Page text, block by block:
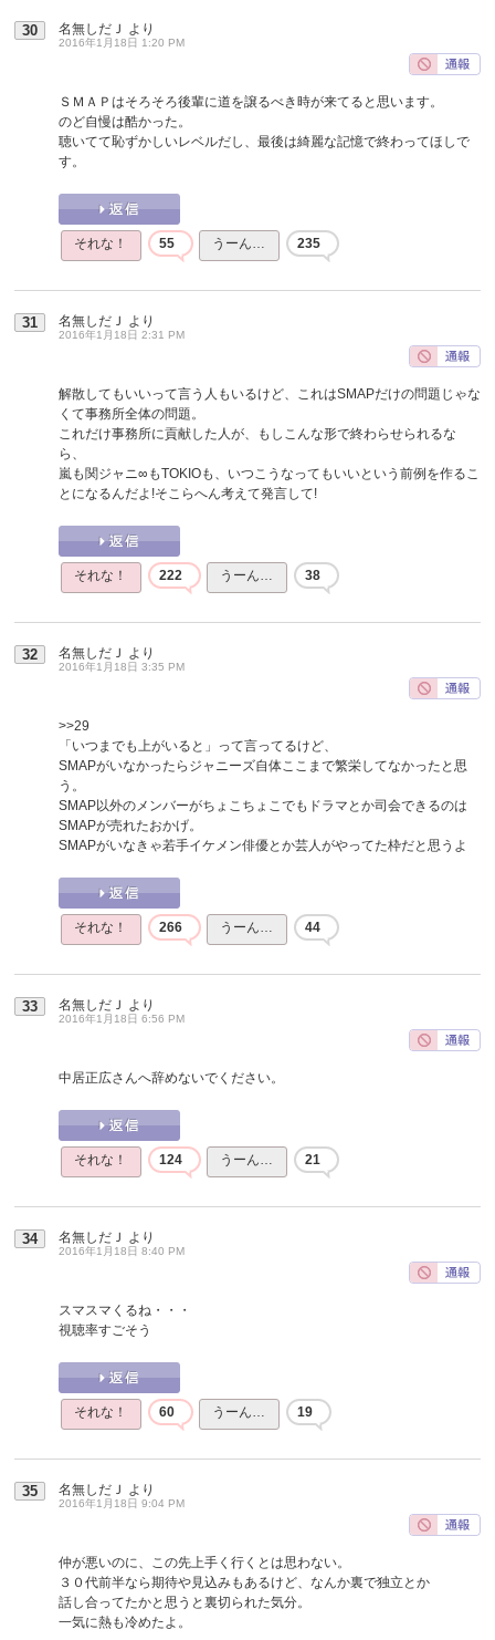
30 名無しだＪ より
2016年1月18日 1:20 PM
ＳＭＡＰはそろそろ後輩に道を譲るべき時が来てると思います。
のど自慢は酷かった。
聴いてて恥ずかしいレベルだし、最後は綺麗な記憶で終わってほしで
す。
それな！ 55 うーん… 235
31 名無しだＪ より
2016年1月18日 2:31 PM
解散してもいいって言う人もいるけど、これはSMAPだけの問題じゃな
くて事務所全体の問題。
これだけ事務所に貢献した人が、もしこんな形で終わらせられるな
ら、
嵐も関ジャニ∞もTOKIOも、いつこうなってもいいという前例を作るこ
とになるんだよ!そこらへん考えて発言して!
それな！ 222 うーん… 38
32 名無しだＪ より
2016年1月18日 3:35 PM
>>29
「いつまでも上がいると」って言ってるけど、
SMAPがいなかったらジャニーズ自体ここまで繁栄してなかったと思
う。
SMAP以外のメンバーがちょこちょこでもドラマとか司会できるのは
SMAPが売れたおかげ。
SMAPがいなきゃ若手イケメン俳優とか芸人がやってた枠だと思うよ
それな！ 266 うーん… 44
33 名無しだＪ より
2016年1月18日 6:56 PM
中居正広さんへ辞めないでください。
それな！ 124 うーん… 21
34 名無しだＪ より
2016年1月18日 8:40 PM
スマスマくるね・・・
視聴率すごそう
それな！ 60 うーん… 19
35 名無しだＪ より
2016年1月18日 9:04 PM
仲が悪いのに、この先上手く行くとは思わない。
３０代前半なら期待や見込みもあるけど、なんか裏で独立とか
話し合ってたかと思うと裏切られた気分。
一気に熱も冷めたよ。